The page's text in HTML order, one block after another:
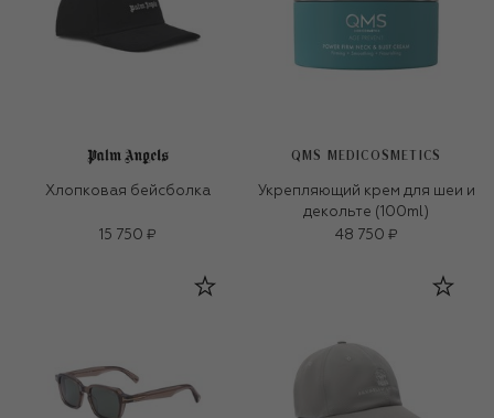
Хлопковая бейсболка
15 750 ₽
QMS MEDICOSMETICS
Укрепляющий крем для шеи и
декольте (100ml)
48 750 ₽